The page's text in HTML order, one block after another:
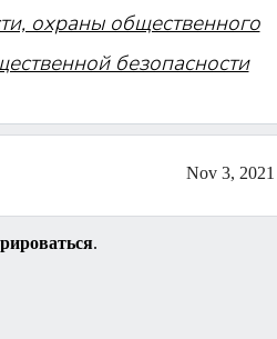
охраны общественного
безопасности
Nov 3, 2021
.